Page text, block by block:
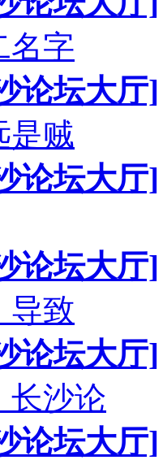
名字
论坛大厅]
是贼
论坛大厅]
论坛大厅]
导致
论坛大厅]
长沙论
论坛大厅]